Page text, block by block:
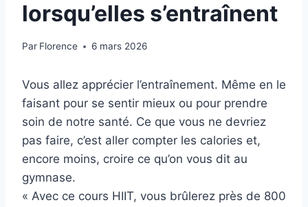
lorsqu’elles s’entraînent
Par Florence 6 mars 2026
Vous allez apprécier l’entraînement. Même en le
faisant pour se sentir mieux ou pour prendre
soin de notre santé. Ce que vous ne devriez
pas faire, c’est aller compter les calories et,
encore moins, croire ce qu’on vous dit au
gymnase.
« Avec ce cours HIIT, vous brûlerez près de 800